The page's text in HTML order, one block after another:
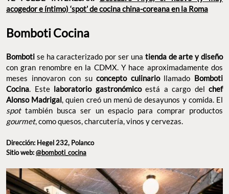
Bomboti Cocina
diseñocon gran renombre en la CDMX. Y hace
culinariollamadoBomboti Cocina. Estelaboratorio
gastronómicoestá a cargo del chef Alonso Madrigal, quien
creó un menú de desayunos y comida. Elspottambién busca ser
un espacio para comprar productosgourmet , como quesos,
charcutería, vinos y cervezas.
Dirección: Hegel 232, Polanco
Sitio web:@bomboti_cocina